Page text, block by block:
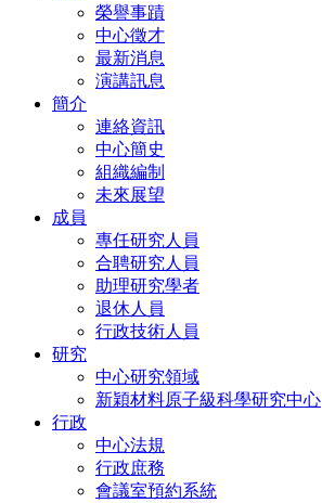
榮譽事蹟
中心徵才
最新消息
演講訊息
簡介
連絡資訊
中心簡史
組織編制
未來展望
成員
專任研究人員
合聘研究人員
助理研究學者
退休人員
行政技術人員
研究
中心研究領域
新穎材料原子級科學研究中心
行政
中心法規
行政庶務
會議室預約系統